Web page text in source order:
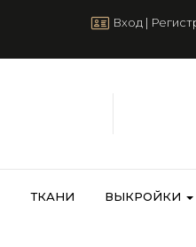
Вход |
ТКАНИ ВЫКРОЙКИ